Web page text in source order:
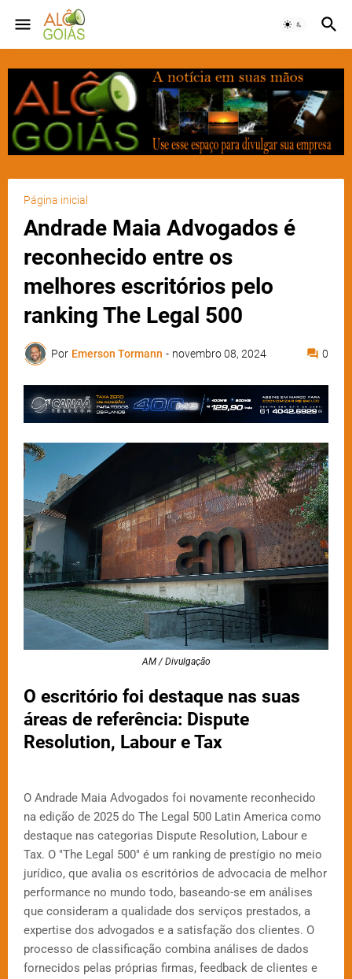
Página inicial
Andrade Maia Advogados é
reconhecido entre os
melhores escritórios pelo
ranking The Legal 500
Por Emerson Tormann - novembro 08, 2024 0
AM / Divulgação
O escritório foi destaque nas suas
áreas de referência: Dispute
Resolution, Labour e Tax
O Andrade Maia Advogados foi novamente reconhecido
na edição de 2025 do The Legal 500 Latin America como
destaque nas categorias Dispute Resolution, Labour e
Tax. O "The Legal 500" é um ranking de prestígio no meio
jurídico, que avalia os escritórios de advocacia de melhor
performance no mundo todo, baseando-se em análises
que consideram a qualidade dos serviços prestados, a
expertise dos advogados e a satisfação dos clientes. O
processo de classificação combina análises de dados
fornecidos pelas próprias firmas, feedback de clientes e